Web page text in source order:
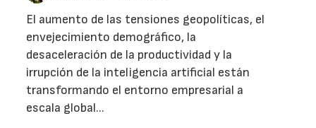
El aumento de las tensiones geopolíticas, el
envejecimiento demográfico, la
desaceleración de la productividad y la
irrupción de la inteligencia artificial están
transformando el entorno empresarial a
escala global...